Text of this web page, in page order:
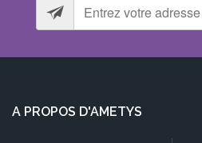
A PROPOS D'AMETYS